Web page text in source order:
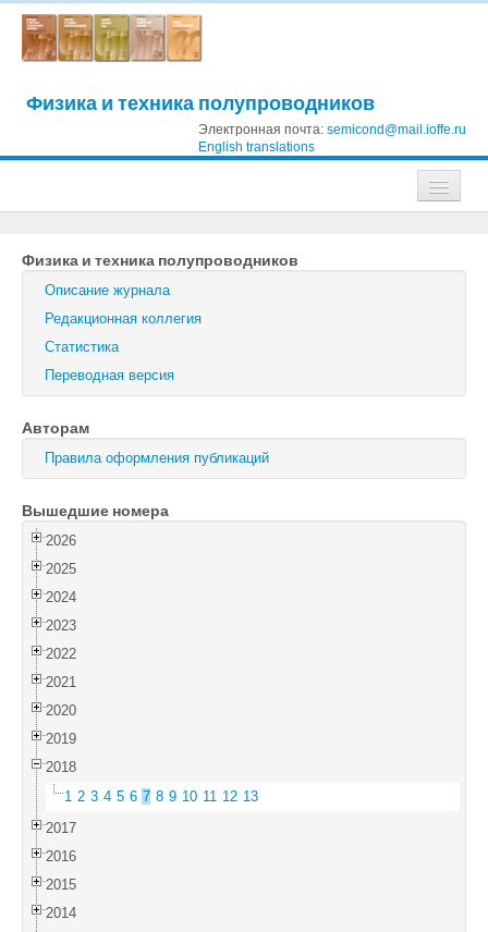
Физика и техника полупроводников
Электронная почта: semicond@mail.ioffe.ru
English translations
Журнал технической физики
Письма в Журнал технической физики
Физика твердого тела
Физика и техника полупроводников
Оптика и спектроскопия
Поиск
Войти
Физика и техника полупроводников
Описание журнала
Редакционная коллегия
Статистика
Переводная версия
Авторам
Правила оформления публикаций
Вышедшие номера
2026
2025
2024
2023
2022
2021
2020
2019
2018
1 2 3 4 5 6 7 8 9 10 11 12 13
2017
2016
2015
2014